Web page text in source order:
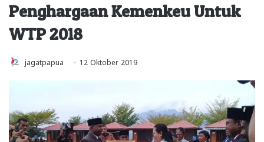
Penghargaan Kemenkeu Untuk
WTP 2018
jagatpapua 12 Oktober 2019